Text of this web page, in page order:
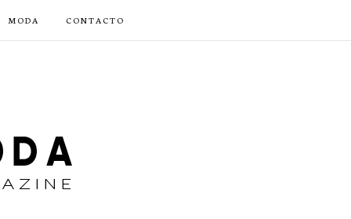
MODA CONTACTO